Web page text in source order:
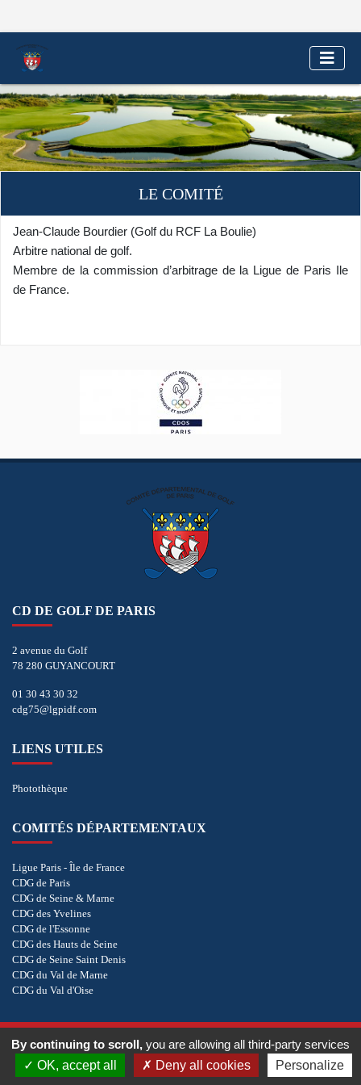
LE COMITÉ
Jean-Claude Bourdier (Golf du RCF La Boulie)
Arbitre national de golf.
Membre de la commission d’arbitrage de la Ligue de Paris Ile
de France.
CD DE GOLF DE PARIS
2 avenue du Golf
78 280 GUYANCOURT
01 30 43 30 32
cdg75@lgpidf.com
LIENS UTILES
Photothèque
COMITÉS DÉPARTEMENTAUX
Ligue Paris - Île de France
CDG de Paris
CDG de Seine & Marne
CDG des Yvelines
CDG de l'Essonne
CDG des Hauts de Seine
CDG de Seine Saint Denis
CDG du Val de Marne
CDG du Val d'Oise
Copyright © 2026 - CD de Golf de Paris. Tous droits réservés. Réalisationvt-design
By continuing to scroll, you are allowing all third-party services
OK, accept all
Deny all cookies Personalize